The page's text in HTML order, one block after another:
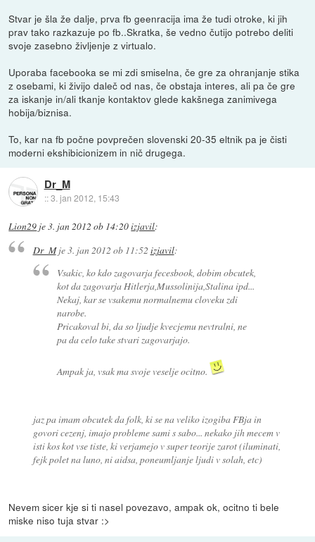
Stvar je šla že dalje, prva fb geenracija ima že tudi otroke, ki jih
prav tako razkazuje po fb..Skratka, še vedno čutijo potrebo deliti
svoje zasebno življenje z virtualo.
Uporaba facebooka se mi zdi smiselna, če gre za ohranjanje stika
z osebami, ki živijo daleč od nas, če obstaja interes, ali pa če gre
za iskanje in/ali tkanje kontaktov glede kakšnega zanimivega
hobija/biznisa.
To, kar na fb počne povprečen slovenski 20-35 eltnik pa je čisti
moderni ekshibicionizem in nič drugega.
Dr_M
::3. jan 2012, 15:43
Lion29 je3. jan 2012 ob 14:20izjavil:
Dr_Mje3. jan 2012 ob 11:52 izjavil:
Vsakic, ko kdo zagovarja fecesbook, dobim obcutek,
kot da zagovarja Hitlerja,Mussolinija,Stalina ipd...
Nekaj, kar se vsakemu normalnemu cloveku zdi
narobe.
Pricakoval bi, da so ljudje kvecjemu nevtralni, ne
pa da celo take stvari zagovarjajo.
Ampak ja, vsak ma svoje veselje ocitno.
jaz pa imam obcutek da folk, ki se na veliko izogiba FBja in
govori cezenj, imajo probleme sami s sabo... nekako jih mecem v
isti kos kot vse tiste, ki verjamejo v super teorije zarot (iluminati,
fejk polet na luno, ni aidsa, poneumljanje ljudi v solah, etc)
Nevem sicer kje si ti nasel povezavo, ampak ok, ocitno ti bele
miske niso tuja stvar :>